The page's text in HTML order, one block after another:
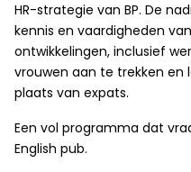
HR-strategie van BP. De
kennis en vaardigheden
ontwikkelingen, inclusief
vrouwen aan te trekken en
plaats van expats.
Een vol programma dat
English pub.